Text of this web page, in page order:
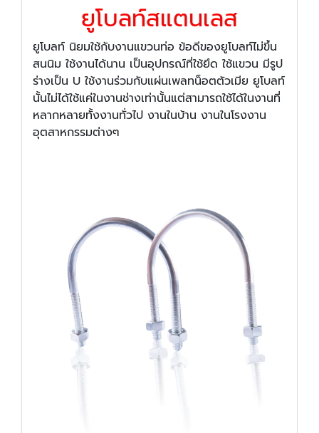
ยูโบลท์สแตนเลส
ยูโบลท์ นิยมใช้กับงานแขวนท่อ ข้อดีของยูโบลท์ไม่ขึ้น
สนนิม ใช้งานได้นาน เป็นอุปกรณ์ที่ใช้ยึด ใช้แขวน มีรูป
ร่างเป็น U ใช้งานร่วมกับแผ่นเพลทน็อตตัวเมีย ยูโบลท์
นั้นไม่ได้ใช้แค่ในงานช่างเท่านั้นแต่สามารถใช้ได้ในงานที่
หลากหลายทั้งงานทั่วไป งานในบ้าน งานในโรงงาน
อุตสาหกรรมต่างๆ